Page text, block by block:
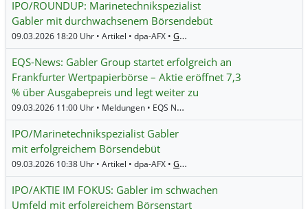
IPO/ROUNDUP: Marinetechnikspezialist
Gabler mit durchwachsenem Börsendebüt
09.03.2026 18:20 Uhr • Artikel • dpa-AFX • Gabler Group
EQS-News: Gabler Group startet erfolgreich an
Frankfurter Wertpapierbörse – Aktie eröffnet 7,3
% über Ausgabepreis und legt weiter zu
09.03.2026 11:00 Uhr • Meldungen • EQS News •
IPO/Marinetechnikspezialist Gabler
mit erfolgreichem Börsendebüt
09.03.2026 10:38 Uhr • Artikel • dpa-AFX • Gabler Group
IPO/AKTIE IM FOKUS: Gabler im schwachen
Umfeld mit erfolgreichem Börsenstart